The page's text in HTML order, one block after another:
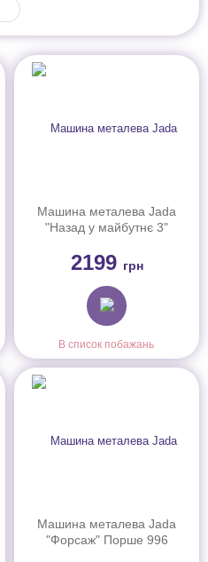
Машина металева Jada
"Назад у майбутнє 3"
світловим ефектом,
масш. 1:24, 8+
2199 грн
В список побажань
Машина металева Jada
"Форсаж" Порше 996